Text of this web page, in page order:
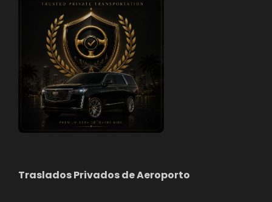
Traslados Privados de Aeroporto